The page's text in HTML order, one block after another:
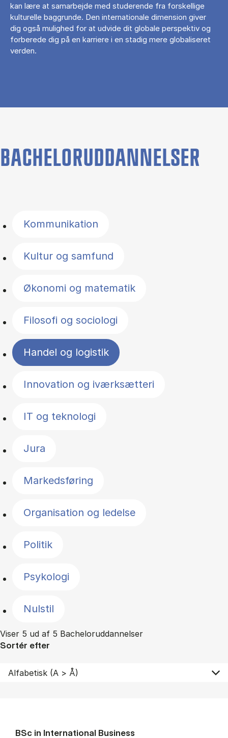
kan lære at samarbejde med studerende fra forskellige
kulturelle baggrunde. Den internationale dimension giver
dig også mulighed for at udvide dit globale perspektiv og
forberede dig på en karriere i en stadig mere globaliseret
verden.
BACHELORUDDANNELSER
Kommunikation
Kultur og samfund
Økonomi og matematik
Filosofi og sociologi
Handel og logistik
Innovation og iværksætteri
IT og teknologi
Jura
Markedsføring
Organisation og ledelse
Politik
Psykologi
Nulstil
Viser 5 ud af 5 Bacheloruddannelser
Sortér efter
BSc in In­ter­na­tion­al Busi­ness